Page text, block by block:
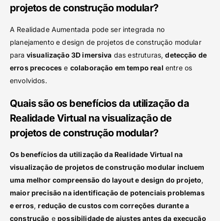
projetos de construção modular?
A Realidade Aumentada pode ser integrada no
planejamento e design de projetos de construção modular
para visualização 3D imersiva das estruturas,detecção de
erros precoces e colaboração em tempo real entre os
envolvidos.
Quais são os benefícios da utilização da
Realidade Virtual na visualização de
projetos de construção modular?
Os benefícios da utilização da Realidade Virtual na
visualização de projetos de construção modular incluem
uma melhor compreensão do layout e design do projeto,
maior precisão na identificação de potenciais problemas
e erros,redução de custos com correções durante a
construção epossibilidade de ajustes antes da execução